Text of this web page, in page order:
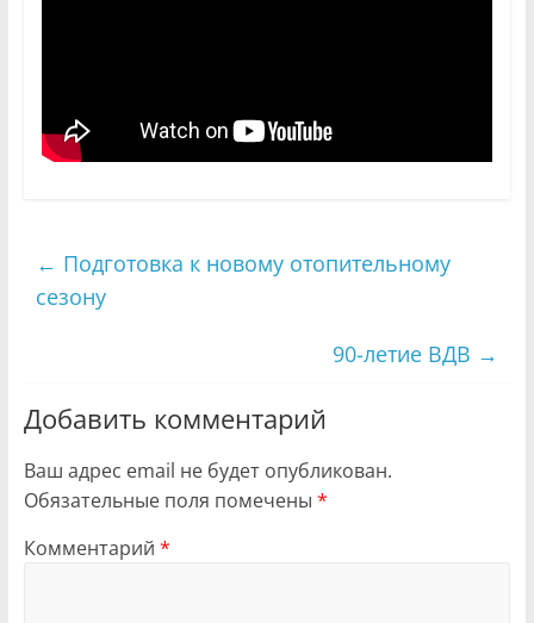
← Подготовка к новому отопительному
сезону
90-летие ВДВ →
Добавить комментарий
Ваш адрес email не будет опубликован.
Обязательные поля помечены *
Комментарий *